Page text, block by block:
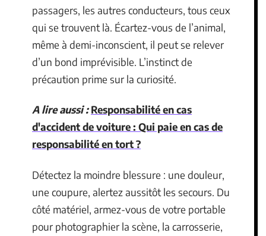
passagers, les autres conducteurs, tous ceux
qui se trouvent là. Écartez-vous de l’animal,
même à demi-inconscient, il peut se relever
d’un bond imprévisible. L’instinct de
précaution prime sur la curiosité.
A lire aussi : Responsabilité en cas
d'accident de voiture : Qui paie en cas de
responsabilité en tort ?
Détectez la moindre blessure : une douleur,
une coupure, alertez aussitôt les secours. Du
côté matériel, armez-vous de votre portable
pour photographier la scène, la carrosserie,